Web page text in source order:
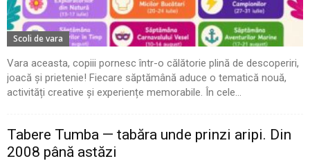
Scoli de vara
Vara aceasta, copiii pornesc într-o călătorie plină de descoperiri,
joacă și prietenie! Fiecare săptămână aduce o tematică nouă,
activități creative și experiențe memorabile. În cele...
Tabere Tumba — tabăra unde prinzi aripi. Din
2008 până astăzi